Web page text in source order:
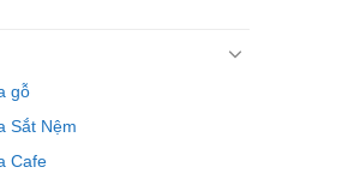
gỗ
Sắt Nệm
Cafe